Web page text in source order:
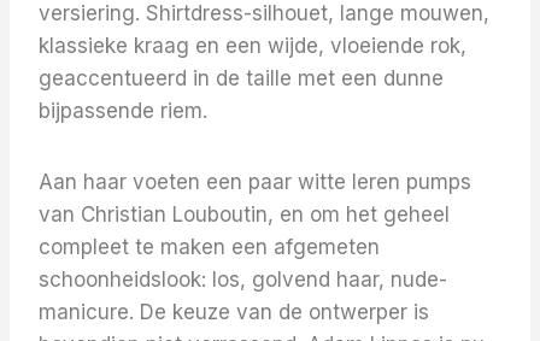
versiering. Shirtdress-silhouet, lange mouwen,
klassieke kraag en een wijde, vloeiende rok,
geaccentueerd in de taille met een dunne
bijpassende riem.
Aan haar voeten een paar witte leren pumps
van Christian Louboutin, en om het geheel
compleet te maken een afgemeten
schoonheidslook: los, golvend haar, nude-
manicure. De keuze van de ontwerper is